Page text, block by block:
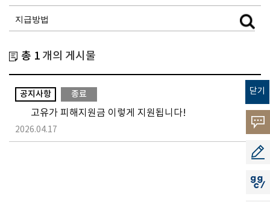
닫기
고객의
소리
공모
지지
총 1 개의 게시물
공지사항 종료
고유가 피해지원금 이렇게 지원됩니다!
2026.04.17